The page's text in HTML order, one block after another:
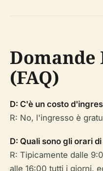
(FAQ)
D: C'è un costo
R: No, l'ingresso è
D: Quali sono gli orari
R: Tipicamente dalle
alle 16:00 tutti i giorni,